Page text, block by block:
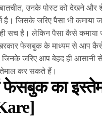
बातचीत, उनके पोस्ट को देखने
है। जिसके जरिए पैसा भी
सच है। लेकिन पैसा कैसे कमाया
फेसबुक के माध्यम से आप
जिनके जरिए आप बेहद ही
कर सकते हैं।
का